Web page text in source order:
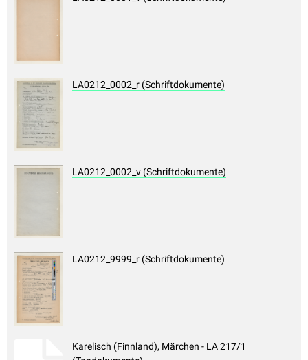
LA0212_0002_r (Schriftdokumente)
LA0212_0002_v (Schriftdokumente)
LA0212_9999_r (Schriftdokumente)
Karelisch (Finnland), Märchen - LA 217/1